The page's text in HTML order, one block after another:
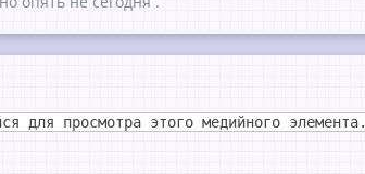
для просмотра этого медийного элемента.